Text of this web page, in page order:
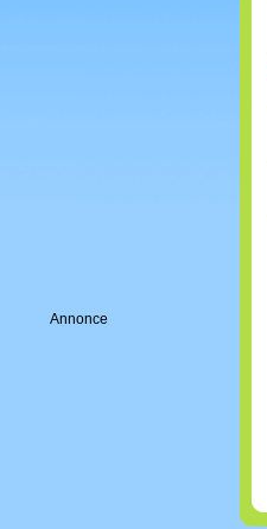
Annonce